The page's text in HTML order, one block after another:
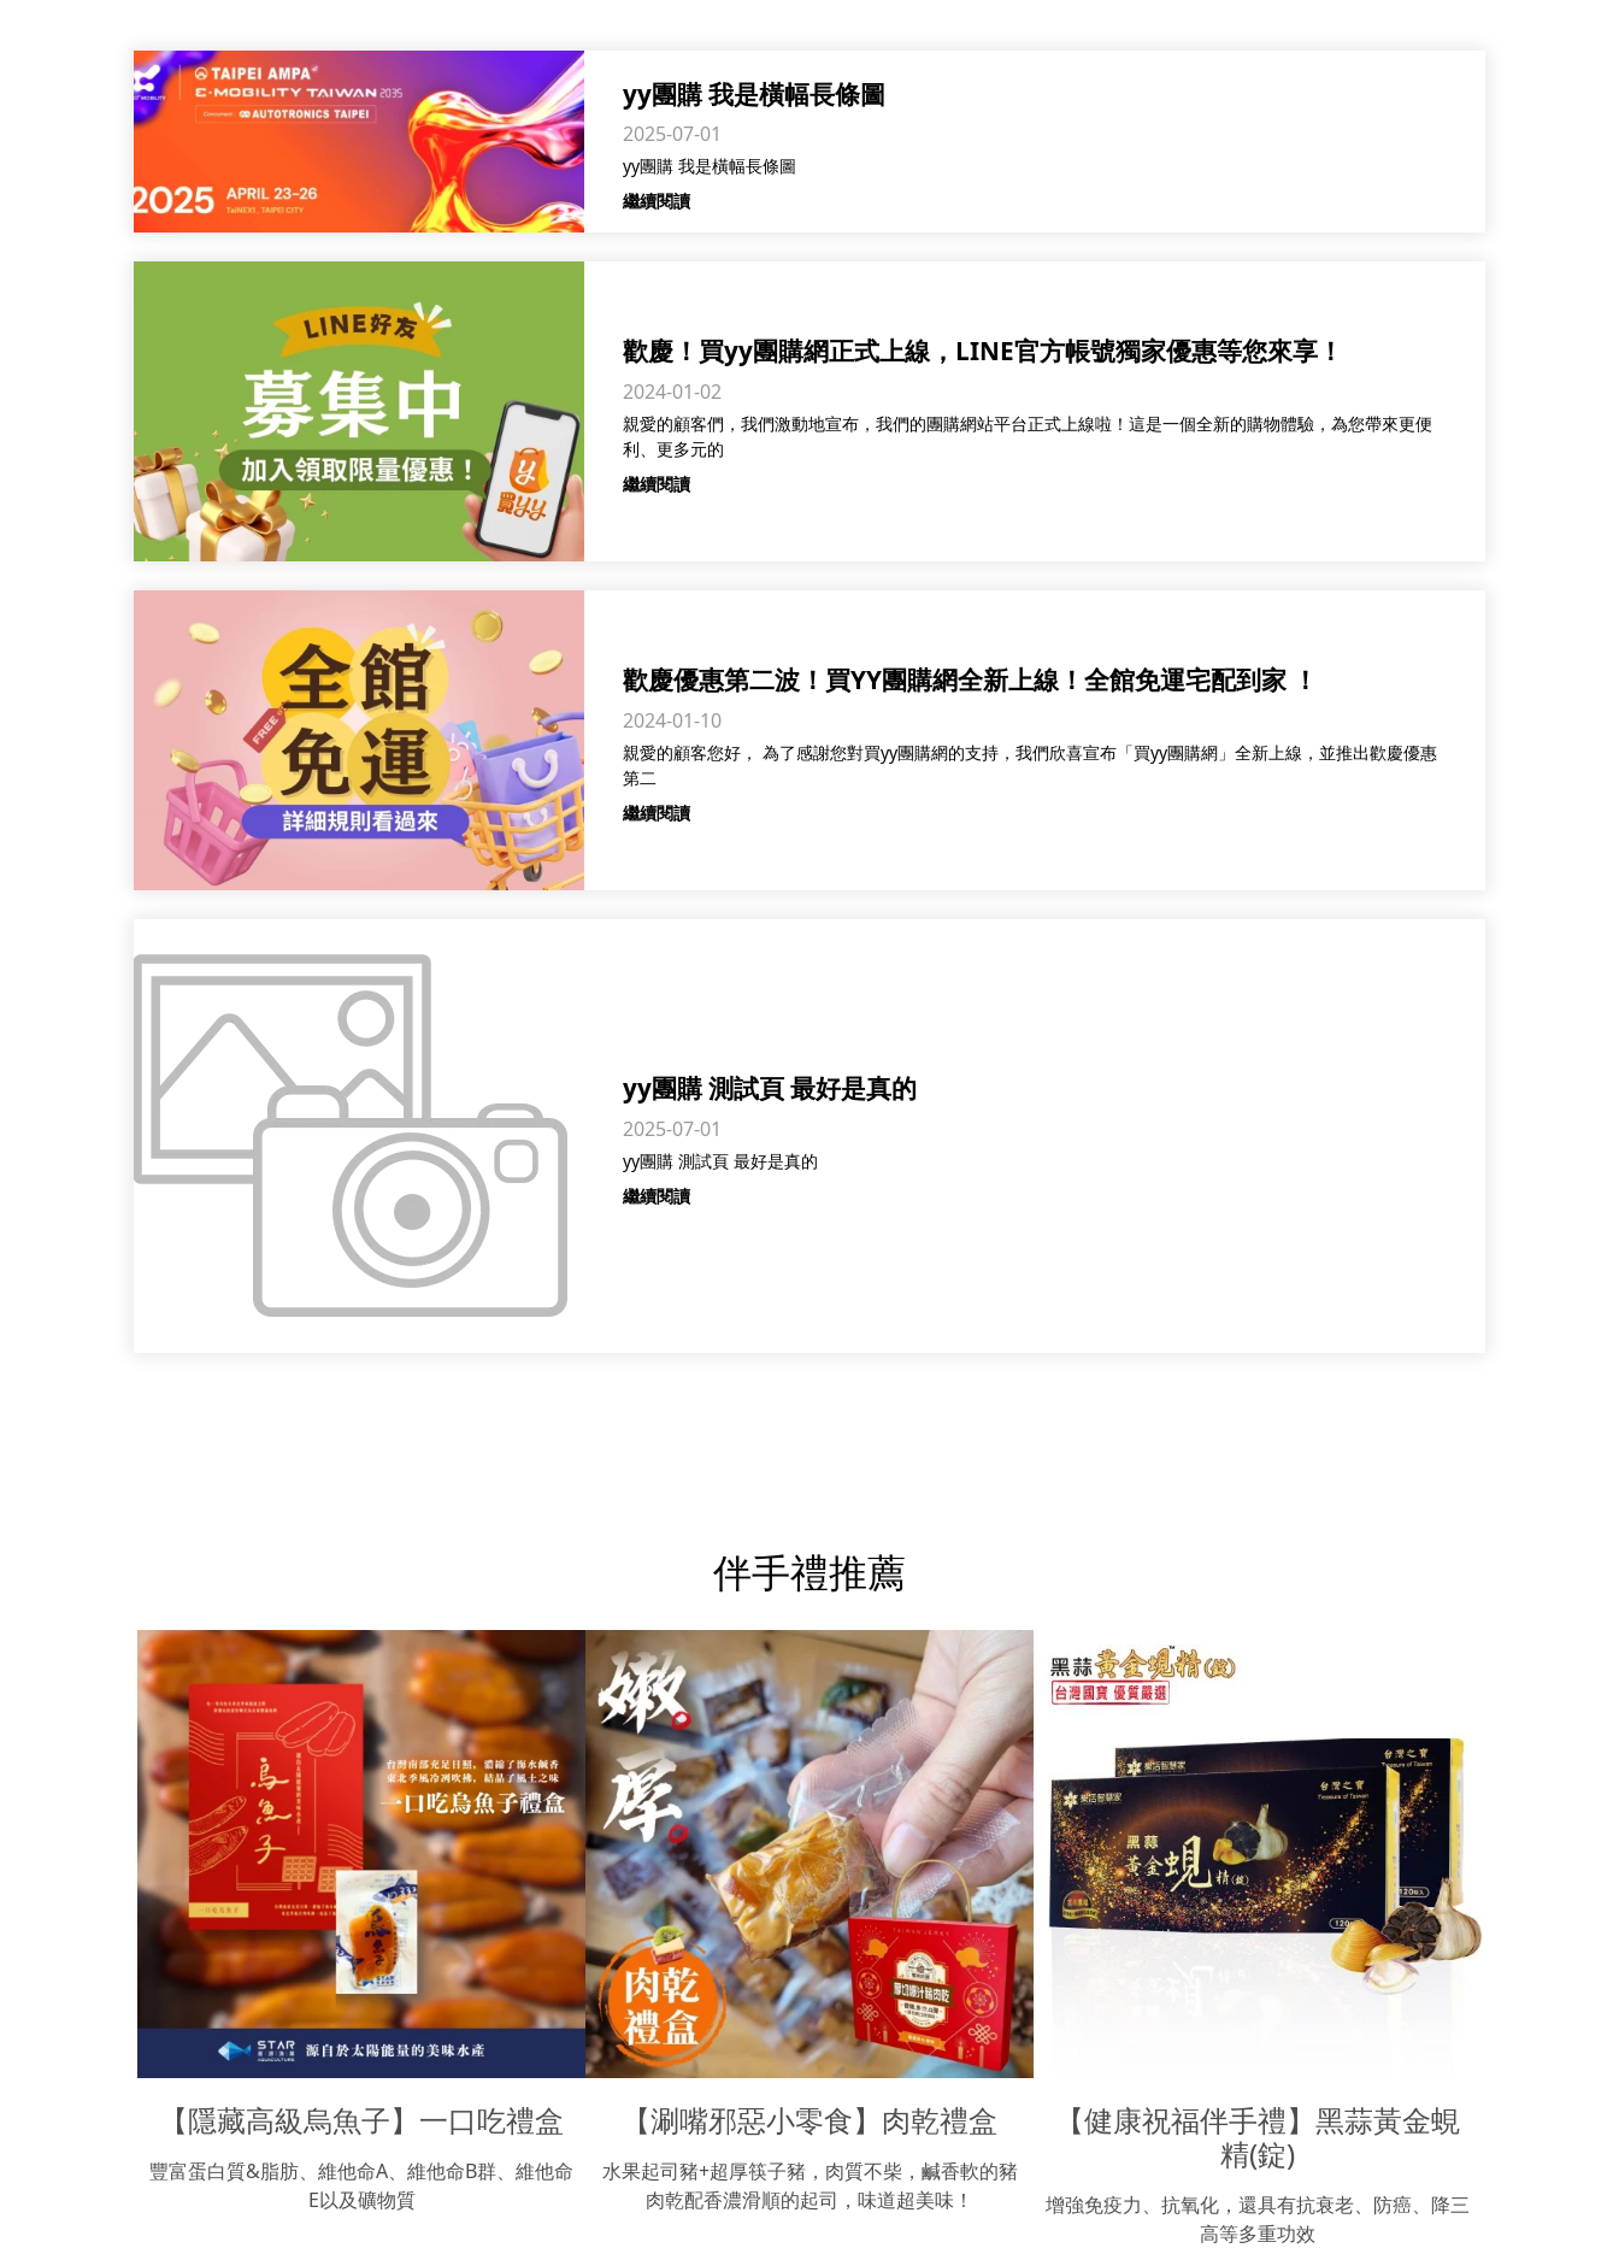
yy團購 我是橫幅長條圖
2025-07-01
yy團購 我是橫幅長條圖
繼續閱讀
歡慶！買yy團購網正式上線，LINE官方帳號獨家優惠等您來享！
2024-01-02
親愛的顧客們，我們激動地宣布，我們的團購網站平台正式上線啦！這是一個全新的購物體驗，為您帶來更便
利、更多元的
繼續閱讀
歡慶優惠第二波！買YY團購網全新上線！全館免運宅配到家 ！
2024-01-10
親愛的顧客您好， 為了感謝您對買yy團購網的支持，我們欣喜宣布「買yy團購網」全新上線，並推出歡慶優惠
第二
繼續閱讀
yy團購 測試頁 最好是真的
2025-07-01
yy團購 測試頁 最好是真的
繼續閱讀
伴手禮推薦
【隱藏高級烏魚子】一口吃禮盒
豐富蛋白質&脂肪、維他命A、維他命B群、維他命
E以及礦物質
【涮嘴邪惡小零食】肉乾禮盒
水果起司豬+超厚筷子豬，肉質不柴，鹹香軟的豬
肉乾配香濃滑順的起司，味道超美味！
【健康祝福伴手禮】黑蒜黃金蜆
精(錠)
增強免疫力、抗氧化，還具有抗衰老、防癌、降三
高等多重功效